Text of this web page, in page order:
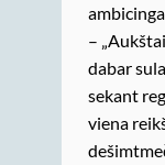
–
dabar
sekant
viena